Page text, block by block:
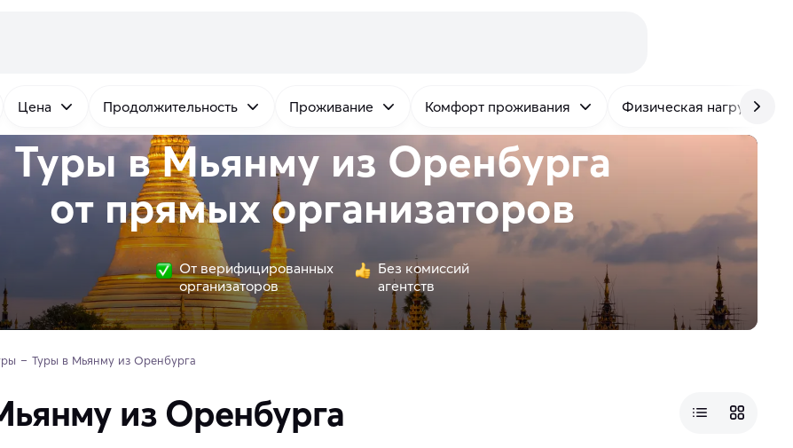
Цена Продолжительность Проживание Комфорт проживания Физическая нагрузка
Туры в Мьянму из Оренбурга
отпрямыхорганизаторов
От верифицированных
организаторов
Без комиссий
агентств
Туры в Мьянму из Оренбурга
из Оренбурга